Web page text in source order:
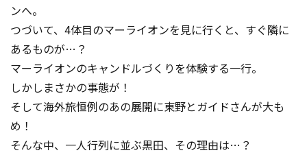
ンへ。
つづいて、4体目のマーライオンを見に行くと、すぐ隣に
あるものが…？
マーライオンのキャンドルづくりを体験する一行。
しかしまさかの事態が！
そして海外旅恒例のあの展開に東野とガイドさんが大も
め！
そんな中、一人行列に並ぶ黒田、その理由は…？